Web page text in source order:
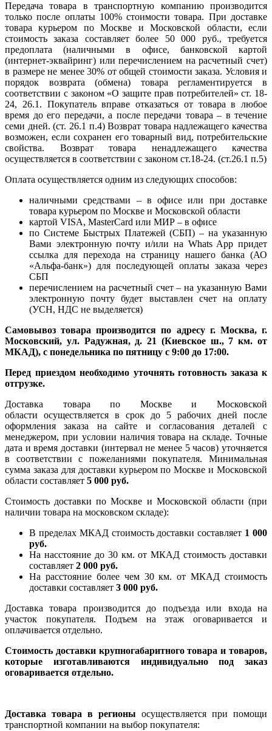
Передача товара в транспортную компанию производится
только после оплаты 100% стоимости товара. При доставке
товара курьером по Москве и Московской области, если
стоимость заказа составляет более 50 000 руб., требуется
предоплата (наличными в офисе, банковской картой
(интернет-эквайринг) или перечислением на расчетный счет)
в размере не менее 30% от общей стоимости заказа. Условия и
порядок возврата (обмена) товара регламентируется в
соответствии с законом «О защите прав потребителей» ст. 18-
24, 26.1. Покупатель вправе отказаться от товара в любое
время до его передачи, а после передачи товара – в течение
семи дней. (ст. 26.1 п.4) Возврат товара надлежащего качества
возможен, если сохранен его товарный вид, потребительские
свойства. Возврат товара ненадлежащего качества
осуществляется в соответствии с законом ст.18-24. (ст.26.1 п.5)
Оплата осуществляется одним из следующих способов:
наличными средствами – в офисе или при доставке
товара курьером по Москве и Московской области
картой VISA, MasterCard или МИР – в офисе
по Системе Быстрых Платежей (СБП) – на указанную
Вами электронную почту и/или на Whats App придет
ссылка для перехода на страницу нашего банка (АО
«Альфа-банк») для последующей оплаты заказа через
СБП
перечислением на расчетный счет – на указанную Вами
электронную почту будет выставлен счет на оплату
(УСН, НДС не выделяется)
Самовывоз товара производится по адресу г. Москва, г.
Московский, ул. Радужная, д. 21 (Киевское ш., 7 км. от
МКАД), с понедельника по пятницу с 9:00 до 17:00.
Перед приездом необходимо уточнять готовность заказа к
отгрузке.
Доставка товара по Москве и Московской
области осуществляется в срок до 5 рабочих дней после
оформления заказа на сайте и согласования деталей с
менеджером, при условии наличия товара на складе. Точные
дата и время доставки (интервал не менее 5 часов) уточняется
в соответствии с пожеланиями покупателя. Минимальная
сумма заказа для доставки курьером по Москве и Московской
области составляет 5 000 руб.
Стоимость доставки по Москве и Московской области (при
наличии товара на московском складе):
В пределах МКАД стоимость доставки составляет 1 000
руб.
На насcтояние до 30 км. от МКАД стоимость доставки
составляет 2 000 руб.
На расстояние более чем 30 км. от МКАД стоимость
доставки составляет 3 000 руб.
Доставка товара производится до подъезда или входа на
участок покупателя. Подъем на этаж оговаривается и
оплачивается отдельно.
Стоимость доставки крупногабаритного товара и товаров,
которые изготавливаются индивидуально под заказ
оговаривается отдельно.
Доставка товара в регионы осуществляется при помощи
транспортной компании на выбор покупателя: